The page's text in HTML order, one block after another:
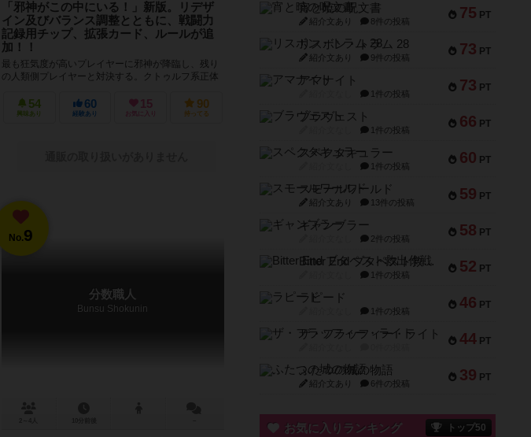
「邪神がこの中にいる！」新版。リデザ
イン及びバランス調整とともに、戦闘力
記録用チップ、拡張カード、ルールが追
加！！
最も狂気度が高いプレイヤーに邪神が降臨し、残り
の人類側プレイヤーと対決する。クトゥルフ系正体
復活。 カードのリデザイン、ゲーム...
54
興味あり
60
経験あり
15
お気に入り
90
持ってる
No.9
分数職人
Bunsu Shokunin
75 PT
宵と暁の呪文書
紹介文あり 8件の投稿
73 PT
リスボン・トラム 28
紹介文あり 9件の投稿
73 PT
アマナイト
1件の投稿
66 PT
ブラヴェスト
1件の投稿
60 PT
スペクタキュラー
1件の投稿
59 PT
スモールワールド
紹介文あり 13件の投稿
58 PT
ギャンブラー
2件の投稿
52 PT
Bitter End ブタペスト救出作戦
1件の投稿
46 PT
ラピード
1件の投稿
44 PT
ザ・フラッフィー・ライト
39 PT
ふたつの城の物語
紹介文あり 6件の投稿
お気に入りランキング トップ50